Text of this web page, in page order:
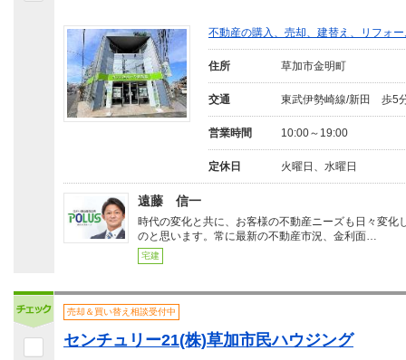
不動産の購入、売却、建替え、リフォ
住所 草加市金明町
交通 東武伊勢崎線/新田 歩5
営業時間 10:00～19:00
定休日 火曜日、水曜日
遠藤 信一
時代の変化と共に、お客様の不動産ニーズも日々変化
のと思います。常に最新の不動産市況、金利面…
宅建
売却＆買い替え相談受付中
センチュリー21(株)草加市民ハウジング